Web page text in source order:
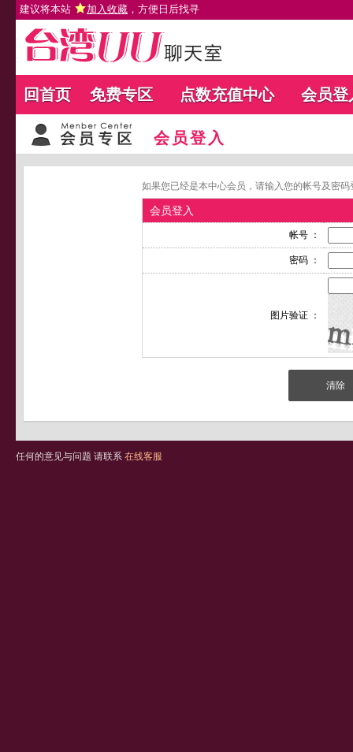
建议将本站 加入收藏 ，方便日后找寻
回首页 免费专区 点数充值中心 会员登
会员登入
如果您已经是本中心会员，请输入您的帐号及密
会员登入
帐号 ：
密码 ：
图片验证 ：
任何的意见与问题 请联系 在线客服